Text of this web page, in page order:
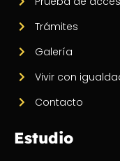
Trámites
Galería
Vivir con
Contacto
Estudio